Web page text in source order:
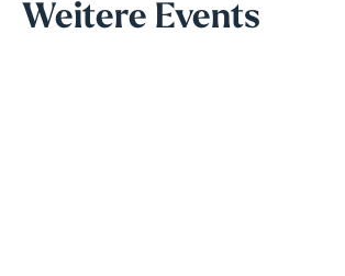
Weitere Events